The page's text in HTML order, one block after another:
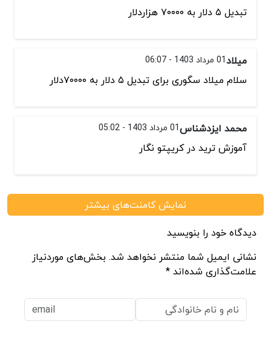
تبدیل ۵ دلار به ۷۰۰۰۰ هزاردلار
میلاد01 مرداد 1403 - 06:07
سلام میلاد سگوری برای تبدیل ۵ دلار به ۷۰۰۰۰دلار
محمد ایزدشناس01 مرداد 1403 - 05:02
آموزش ترید در کریپتو نگار
نمایش کامنت‌های بیشتر
دیدگاه خود را بنویسید
نشانی ایمیل شما منتشر نخواهد شد. بخش‌های موردنیاز
علامت‌گذاری شده‌اند *